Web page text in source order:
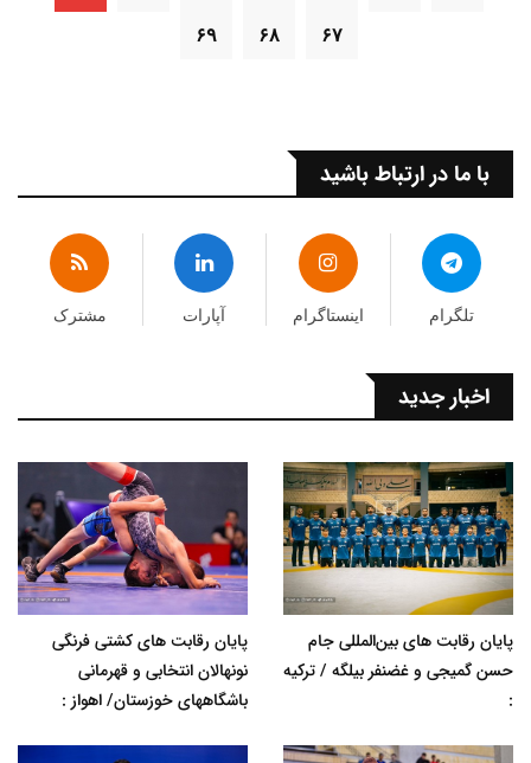
۶۷ ۶۸ ۶۹
با ما در ارتباط باشید
تلگرام اینستاگرام آپارات مشترک
اخبار جدید
پایان رقابت های بین‌المللی جام
حسن گمیجی و غضنفر بیلگه / ترکیه
:
پایان رقابت های کشتی فرنگی
نونهالان انتخابی و قهرمانی
باشگاههای خوزستان/ اهواز :